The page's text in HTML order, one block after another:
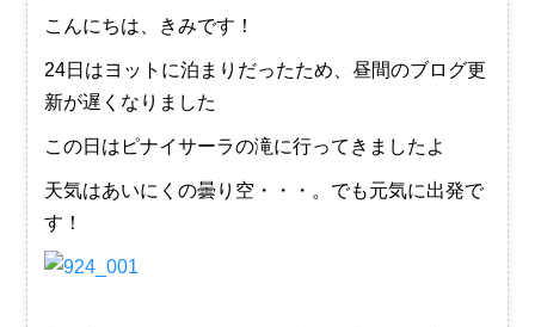
こんにちは、きみです！
24日はヨットに泊まりだったため、昼間のブログ更
新が遅くなりました
この日はピナイサーラの滝に行ってきましたよ
天気はあいにくの曇り空・・・。でも元気に出発で
す！